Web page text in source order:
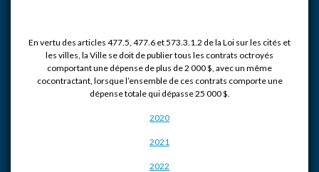
En vertu des articles 477.5, 477.6 et 573.3.1.2 de la Loi sur les cités et
les villes, la Ville se doit de publier tous les contrats octroyés
comportant une dépense de plus de 2 000 $, avec un même
cocontractant, lorsque l’ensemble de ces contrats comporte une
dépense totale qui dépasse 25 000 $.
2020
2021
2022